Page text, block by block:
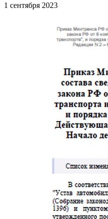
1 сентября 2023